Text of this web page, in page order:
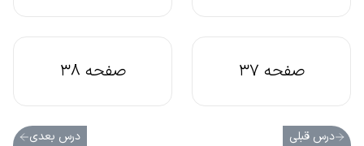
صفحه 37 صفحه 38
درس قبلی درس بعدی